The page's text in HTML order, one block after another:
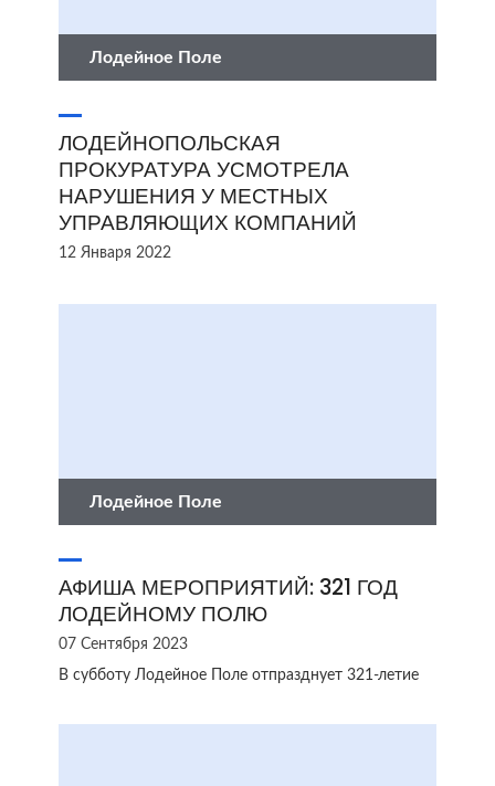
Лодейное Поле
ЛОДЕЙНОПОЛЬСКАЯ
ПРОКУРАТУРА УСМОТРЕЛА
НАРУШЕНИЯ У МЕСТНЫХ
УПРАВЛЯЮЩИХ КОМПАНИЙ
12 Января 2022
Лодейное Поле
АФИША МЕРОПРИЯТИЙ: 321 ГОД
ЛОДЕЙНОМУ ПОЛЮ
07 Сентября 2023
В субботу Лодейное Поле отпразднует 321-летие